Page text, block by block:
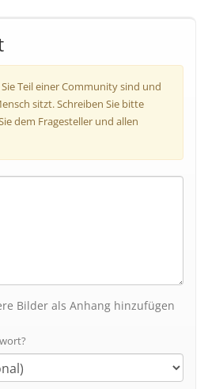
Teil einer Community sind und
sitzt. Schreiben Sie bitte
dem Fragesteller und allen
Bilder als Anhang hinzufügen